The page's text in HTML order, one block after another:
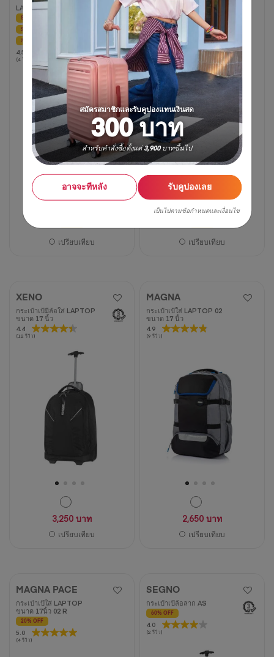
สมัครสมาชิกและรับคูปองแทนเงินสด
300 บาท
สำหรับคำสั่งซื้อตั้งแต่ 3,900 บาทขึ้นไป
อาจจะทีหลัง รับคูปองเลย
เป็นไปตามข้อกำหนดและเงื่อนไข
LAPTOP BACKPACK 04
SPECIAL PRICE
SPECIAL PRICE
สินค้าขายดี
4.5
(4 รีวิว)
4.5
จาก
วิจารณ์
เปรียบเทียบ
2.0 BACKPACK 4 ASR
30% OFF
4.7
(3 รีวิว)
4.7
จาก
5
ดาว
3
บท
วิจารณ์
2,275 บาท 3,250 บาท
เปรียบเทียบ
XENO
กระเป๋าเป้มีล้อใส่ LAPTOP
ขนาด 17 นิ้ว
4.4
(12 รีวิว)
4.4
จาก
3,250 บาท
เปรียบเทียบ
MAGNA
กระเป๋าเป้ใส่ LAPTOP 02
ขนาด 17 นิ้ว
4.9
(9 รีวิว)
4.9
จาก
2,650 บาท
เปรียบเทียบ
MAGNA PACE
กระเป๋าเป้ใส่ LAPTOP
ขนาด 17นิ้ว 02 R
20% OFF
5.0
(4 รีวิว)
5.0
จาก
SEGNO
กระเป๋าเป้ล้อลาก AS
60% OFF
4.0
(2 รีวิว)
4.0
จาก